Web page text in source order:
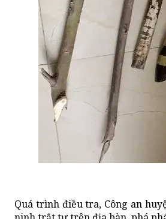
Quá trình điều tra, Công an